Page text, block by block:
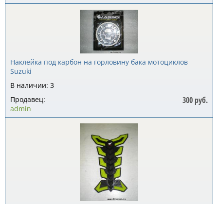
Наклейка под карбон на горловину бака мотоциклов
Suzuki
В наличии: 3
300 руб.
Продавец:
admin